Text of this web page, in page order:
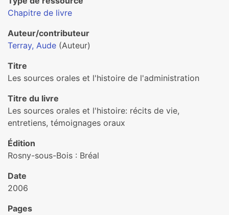
Chapitre de livre
Auteur/contributeur
Terray, Aude (Auteur)
Titre
Les sources orales et l'histoire de l'administration
Titre du livre
Les sources orales et l'histoire: récits de vie,
entretiens, témoignages oraux
Édition
Rosny-sous-Bois : Bréal
Date
2006
Pages